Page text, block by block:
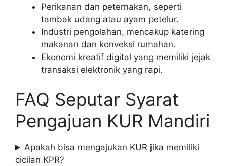
Perikanan dan peternakan, seperti
tambak udang atau ayam petelur.
Industri pengolahan, mencakup katering
makanan dan konveksi rumahan.
Ekonomi kreatif digital yang memiliki jejak
transaksi elektronik yang rapi.
FAQ Seputar Syarat
Pengajuan KUR Mandiri
Apakah bisa mengajukan KUR jika memiliki
cicilan KPR?